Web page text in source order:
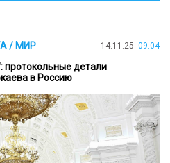
/ МИР 14.11.25 09:04
протокольные детали
в Россию